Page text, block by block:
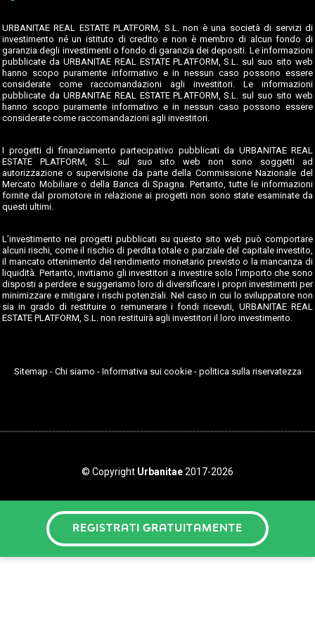
URBANITAE REAL ESTATE PLATFORM, S.L. non è una società di servizi di
investimento né un istituto di credito e non è membro di alcun fondo di
garanzia degli investimenti o fondo di garanzia dei depositi. Le informazioni
pubblicate da URBANITAE REAL ESTATE PLATFORM, S.L. sul suo sito web
hanno scopo puramente informativo e in nessun caso possono essere
considerate come raccomandazioni agli investitori. Le informazioni
pubblicate da URBANITAE REAL ESTATE PLATFORM, S.L. sul suo sito web
hanno scopo puramente informativo e in nessun caso possono essere
considerate come raccomandazioni agli investitori.
I progetti di finanziamento partecipativo pubblicati da URBANITAE REAL
ESTATE PLATFORM, S.L. sul suo sito web non sono soggetti ad
autorizzazione o supervisione da parte della Commissione Nazionale del
Mercato Mobiliare o della Banca di Spagna. Pertanto, tutte le informazioni
fornite dal promotore in relazione ai progetti non sono state esaminate da
questi ultimi.
L'investimento nei progetti pubblicati su questo sito web può comportare
alcuni rischi, come il rischio di perdita totale o parziale del capitale investito,
il mancato ottenimento del rendimento monetario previsto o la mancanza di
liquidità. Pertanto, invitiamo gli investitori a investire solo l'importo che sono
disposti a perdere e suggeriamo loro di diversificare i propri investimenti per
minimizzare e mitigare i rischi potenziali. Nel caso in cui lo sviluppatore non
sia in grado di restituire o remunerare i fondi ricevuti, URBANITAE REAL
ESTATE PLATFORM, S.L. non restituirà agli investitori il loro investimento.
Sitemap - Chi siamo - Informativa sui cookie- politica sulla riservatezza
© Copyright Urbanitae2017-2026
REGISTRATI GRATUITAMENTE